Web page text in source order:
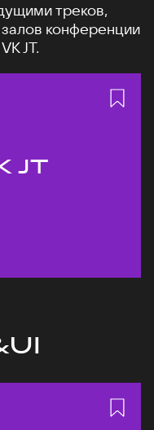
треков,
конференции
JT.
JT